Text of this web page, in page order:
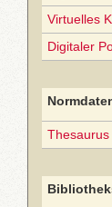
Virtuelles
Digitaler